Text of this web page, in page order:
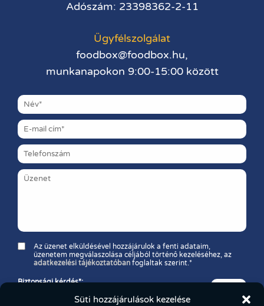
Süti hozzájárulások kezelése
Adószám: 23398362-2-11
Ügyfélszolgálat
foodbox@foodbox.hu,
munkanapokon 9:00-15:00 között
Az üzenet elküldésével hozzájárulok a fenti adataim,
üzenetem megválaszolása céljából történő kezeléséhez, az
adatkezelési tájékoztatóbanfoglaltak szerint.*
Biztonsági kérdés*: